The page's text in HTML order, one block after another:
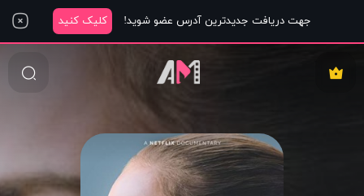
جهت دریافت جدیدترین آدرس عضو شوید! کلیک کنید